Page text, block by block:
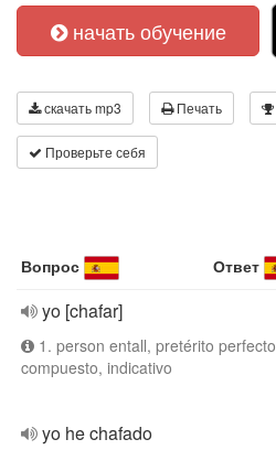
начать обучение
скачать mp3 Печать
Проверьте себя
Вопрос Ответ
yo [chafar]
1. person entall, pretérito perfecto
compuesto, indicativo
yo he chafado